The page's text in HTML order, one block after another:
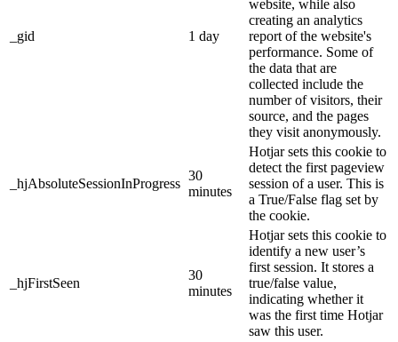
_gid 1 day
website, while also
creating an analytics
report of the website's
performance. Some of
the data that are
collected include the
number of visitors, their
source, and the pages
they visit anonymously.
_hjAbsoluteSessionInProgress
30
minutes
Hotjar sets this cookie to
detect the first pageview
session of a user. This is
a True/False flag set by
the cookie.
_hjFirstSeen
30
minutes
Hotjar sets this cookie to
identify a new user’s
first session. It stores a
true/false value,
indicating whether it
was the first time Hotjar
saw this user.